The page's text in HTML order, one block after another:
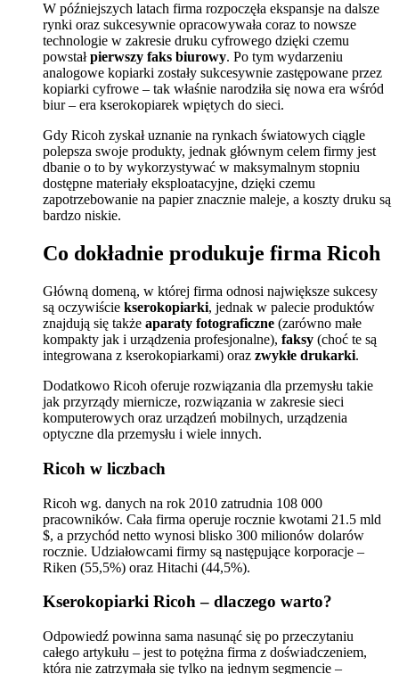
W późniejszych latach firma rozpoczęła ekspansje na dalsze
rynki oraz sukcesywnie opracowywała coraz to nowsze
technologie w zakresie druku cyfrowego dzięki czemu
powstałpierwszy faks biurowy. Po tym wydarzeniu
analogowe kopiarki zostały sukcesywnie zastępowane przez
kopiarki cyfrowe – tak właśnie narodziła się nowa era wśród
biur – era kserokopiarek wpiętych do sieci.
Gdy Ricoh zyskał uznanie na rynkach światowych ciągle
polepsza swoje produkty, jednak głównym celem firmy jest
dbanie o to by wykorzystywać w maksymalnym stopniu
dostępne materiały eksploatacyjne, dzięki czemu
zapotrzebowanie na papier znacznie maleje, a koszty druku są
bardzo niskie.
Co dokładnie produkuje firma Ricoh
Główną domeną, w której firma odnosi największe sukcesy
są oczywiście kserokopiarki, jednak w palecie produktów
znajdują się także aparaty fotograficzne (zarówno małe
kompakty jak i urządzenia profesjonalne), faksy (choć te są
integrowana z kserokopiarkami) oraz zwykłe drukarki.
Dodatkowo Ricoh oferuje rozwiązania dla przemysłu takie
jak przyrządy miernicze, rozwiązania w zakresie sieci
komputerowych oraz urządzeń mobilnych, urządzenia
optyczne dla przemysłu i wiele innych.
Ricoh w liczbach
Ricoh wg. danych na rok 2010 zatrudnia 108 000
pracowników. Cała firma operuje rocznie kwotami 21.5 mld
$, a przychód netto wynosi blisko 300 milionów dolarów
rocznie. Udziałowcami firmy są następujące korporacje –
Riken (55,5%) oraz Hitachi (44,5%).
Kserokopiarki Ricoh – dlaczego warto?
Odpowiedź powinna sama nasunąć się po przeczytaniu
całego artykułu – jest to potężna firma z doświadczeniem,
która nie zatrzymała się tylko na jednym segmencie –